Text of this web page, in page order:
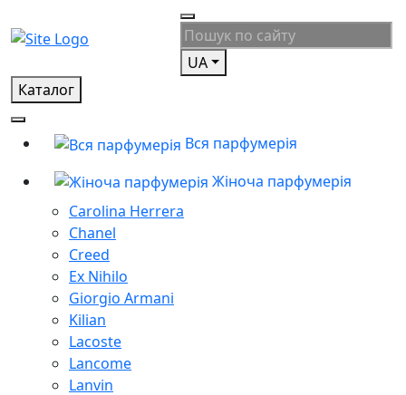
UA
Каталог
Вся парфумерія
Жіноча парфумерія
Carolina Herrera
Chanel
Creed
Ex Nihilo
Giorgio Armani
Kilian
Lacoste
Lancome
Lanvin